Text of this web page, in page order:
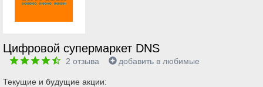
Цифровой супермаркет DNS
2 отзыва добавить в любимые
Текущие и будущие акции: